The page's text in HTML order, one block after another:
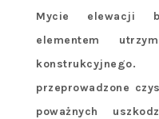
Mycie elewacji
elementem
konstrukcyjnego.
przeprowadzone
poważnych